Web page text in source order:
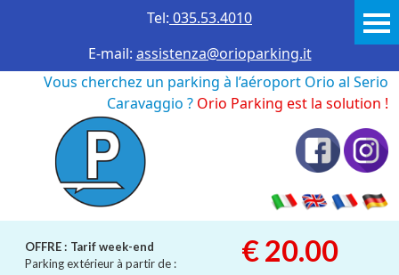
Tel: 035.53.4010
E-mail: assistenza@orioparking.it
Vous cherchez un parking à l’aéroport Orio al Serio
Caravaggio ? Orio Parking est la solution !
OFFRE : Tarif week-end
Parking extérieur à partir de :
€ 20.00